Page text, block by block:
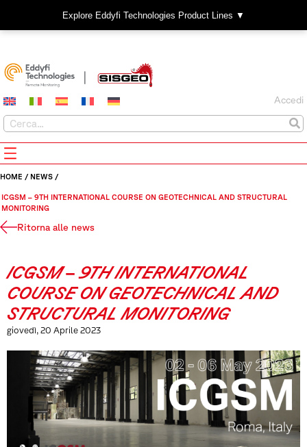
Explore Eddyfi Technologies Product Lines ▼
Accedi
HOME / NEWS /
ICGSM – 9TH INTERNATIONAL COURSE ON GEOTECHNICAL AND STRUCTURAL
MONITORING
Ritorna alle news
ICGSM – 9TH INTERNATIONAL
COURSE ON GEOTECHNICAL AND
STRUCTURAL MONITORING
giovedì, 20 Aprile 2023